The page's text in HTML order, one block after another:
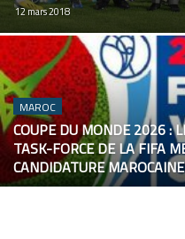
12 mars 2018
MAROC
COUPE DU MONDE 2026 :
TASK-FORCE DE LA FIFA
CANDIDATURE MAROCAINE